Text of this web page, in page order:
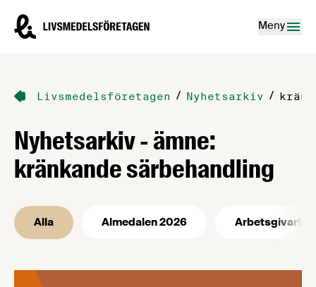
Livsmedelsföretagen – till startsidan
Meny
Livsmedelsföretagen / Nyhetsarkiv /
Nyhetsarkiv - ämne:
kränkande särbehandling
Alla Almedalen 2026